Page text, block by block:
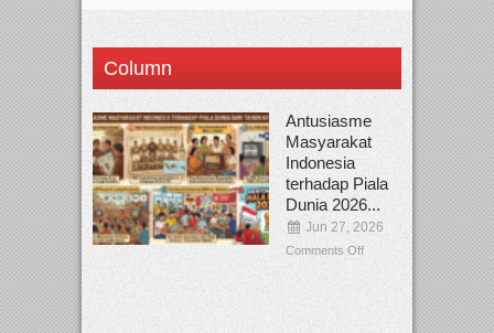
Column
Antusiasme
Masyarakat
Indonesia
terhadap Piala
Dunia 2026...
Jun 27, 2026
Comments Off